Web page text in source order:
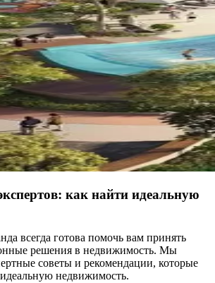
как найти идеальную
всегда готова помочь вам принять
решения в недвижимость. Мы
советы и рекомендации, которые
недвижимость.